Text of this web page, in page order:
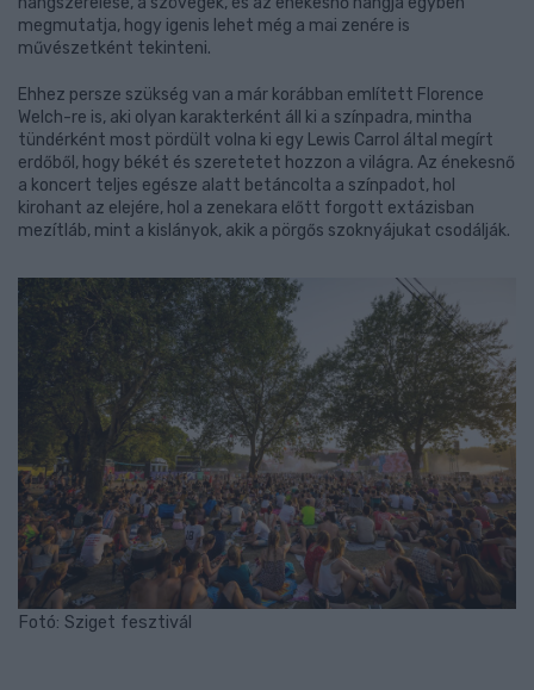
megmutatja, hogy igenis lehet még a mai zenére is
művészetként tekinteni.
Ehhez persze szükség van a már korábban említett Florence
Welch-re is, aki olyan karakterként áll ki a színpadra, mintha
tündérként most pördült volna ki egy Lewis Carrol által megírt
erdőből, hogy békét és szeretetet hozzon a világra. Az énekesnő
a koncert teljes egésze alatt betáncolta a színpadot, hol
kirohant az elejére, hol a zenekara előtt forgott extázisban
mezítláb, mint a kislányok, akik a pörgős szoknyájukat csodálják.
Fotó: Sziget fesztivál